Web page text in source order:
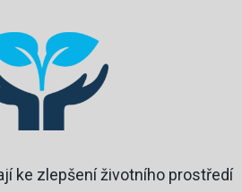
ke zlepšení životního prostředí